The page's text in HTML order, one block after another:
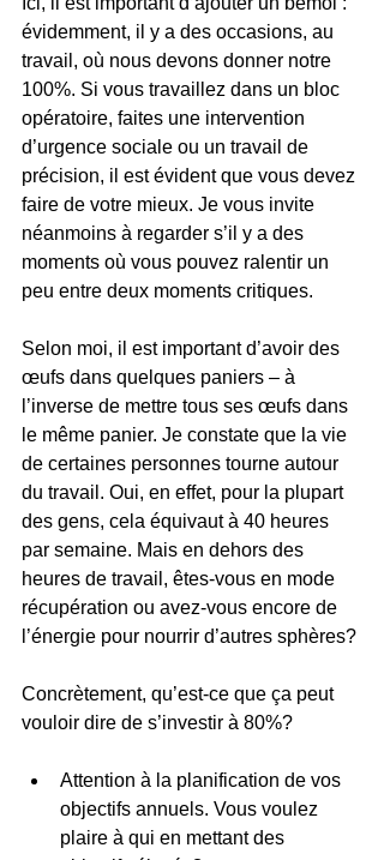
évidemment, il y a des occasions, au
travail, où nous devons donner notre
100%. Si vous travaillez dans un bloc
opératoire, faites une intervention
d’urgence sociale ou un travail de
précision, il est évident que vous devez
faire de votre mieux. Je vous invite
néanmoins à regarder s’il y a des
moments où vous pouvez ralentir un
peu entre deux moments critiques.
Selon moi, il est important d’avoir des
œufs dans quelques paniers – à
l’inverse de mettre tous ses œufs dans
le même panier. Je constate que la vie
de certaines personnes tourne autour
du travail. Oui, en effet, pour la plupart
des gens, cela équivaut à 40 heures
par semaine. Mais en dehors des
heures de travail, êtes-vous en mode
récupération ou avez-vous encore de
l’énergie pour nourrir d’autres sphères?
Concrètement, qu’est-ce que ça peut
vouloir dire de s’investir à 80%?
Attention à la planification de vos
objectifs annuels. Vous voulez
plaire à qui en mettant des